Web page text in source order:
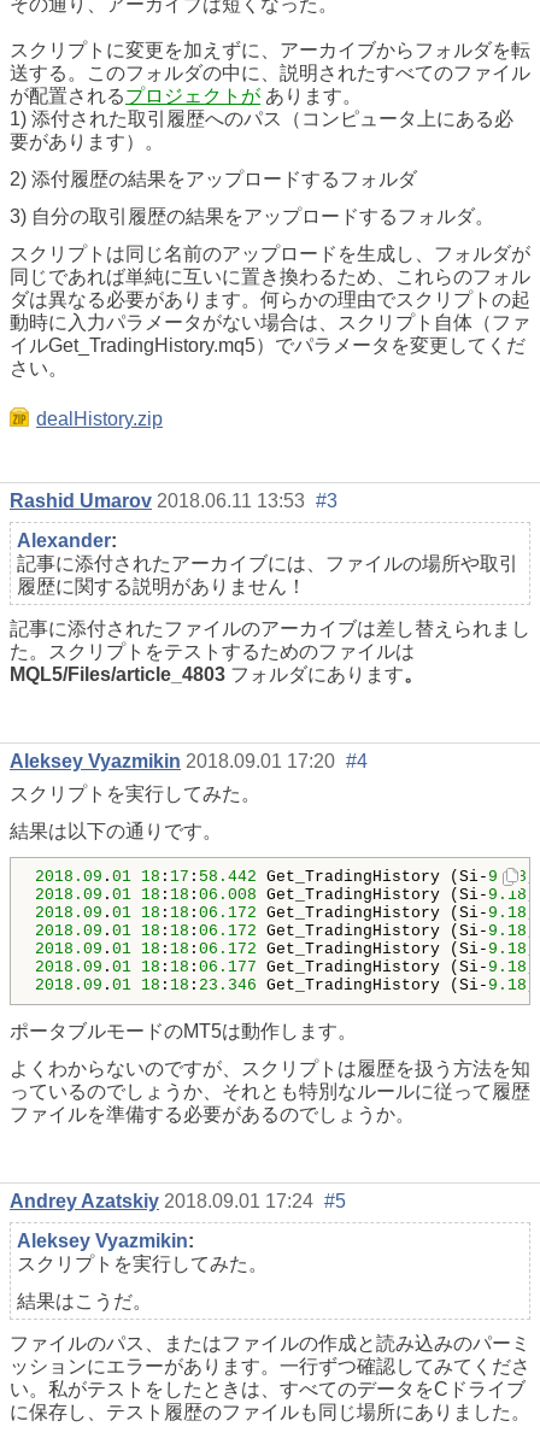
スクリプトに変更を加えずに、アーカイブからフォルダを転
送する。このフォルダの中に、説明されたすべてのファイル
が配置されるプロジェクトが あります。
1) 添付された取引履歴へのパス（コンピュータ上にある必
要があります）。
2) 添付履歴の結果をアップロードするフォルダ
3) 自分の取引履歴の結果をアップロードするフォルダ。
スクリプトは同じ名前のアップロードを生成し、フォルダが
同じであれば単純に互いに置き換わるため、これらのフォル
ダは異なる必要があります。何らかの理由でスクリプトの起
動時に入力パラメータがない場合は、スクリプト自体（ファ
イルGet_TradingHistory.mq5）でパラメータを変更してくだ
さい。
dealHistory.zip
Rashid Umarov 2018.06.11 13:53 #3
Alexander:
記事に添付されたアーカイブには、ファイルの場所や取引
履歴に関する説明がありません！
記事に添付されたファイルのアーカイブは差し替えられまし
た。スクリプトをテストするためのファイルは
MQL5/Files/article_4803 フォルダにあります。
Aleksey Vyazmikin 2018.09.01 17:20 #4
スクリプトを実行してみた。
結果は以下の通りです。
2018.09 . 01 18 : 17 : 58.442 Get_TradingHistory (Si- 9.18
2018.09 . 01 18 : 18 : 06.008 Get_TradingHistory (Si- 9.18
2018.09 . 01 18 : 18 : 06.172 Get_TradingHistory (Si- 9.18
2018.09 . 01 18 : 18 : 06.172 Get_TradingHistory (Si- 9.18
2018.09 . 01 18 : 18 : 06.172 Get_TradingHistory (Si- 9.18
2018.09 . 01 18 : 18 : 06.177 Get_TradingHistory (Si- 9.18
2018.09 . 01 18 : 18 : 23.346 Get_TradingHistory (Si- 9.18
ポータブルモードのMT5は動作します。
よくわからないのですが、スクリプトは履歴を扱う方法を知
っているのでしょうか、それとも特別なルールに従って履歴
ファイルを準備する必要があるのでしょうか。
Andrey Azatskiy 2018.09.01 17:24 #5
Aleksey Vyazmikin:
スクリプトを実行してみた。
結果はこうだ。
ファイルのパス、またはファイルの作成と読み込みのパーミ
ッションにエラーがあります。一行ずつ確認してみてくださ
い。私がテストをしたときは、すべてのデータをCドライブ
に保存し、テスト履歴のファイルも同じ場所にありました。